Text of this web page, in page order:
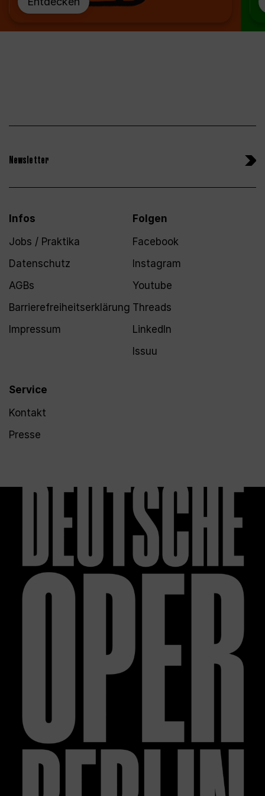
Newsletter
Infos
Jobs / Praktika
Datenschutz
AGBs
Barrierefreiheitserklärung
Impressum
Service
Kontakt
Presse
Folgen
Facebook
Instagram
Youtube
Threads
LinkedIn
Issuu